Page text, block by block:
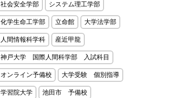
社会安全学部 システム理工学部
化学生命工学部 立命館 大学法学部
人間情報科学科 産近甲龍
神戸大学 国際人間科学部 入試科目
オンライン予備校 大学受験 個別指導
学習院大学 池田市 予備校